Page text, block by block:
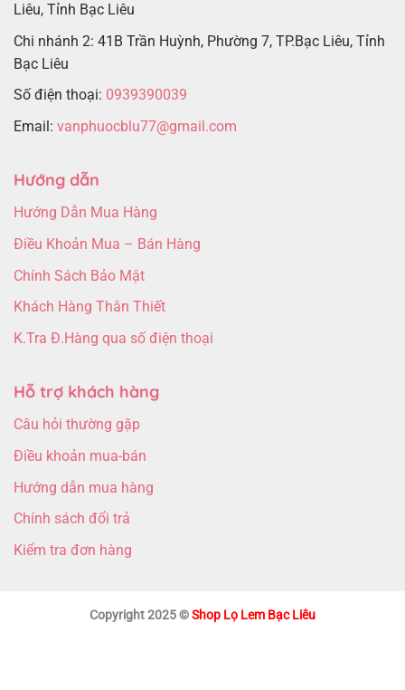
Liêu, Tỉnh Bạc Liêu
Chi nhánh 2: 41B Trần Huỳnh, Phường 7, TP.Bạc Liêu, Tỉnh
Bạc Liêu
Số điện thoại: 0939390039
Email: vanphuocblu77@gmail.com
Hướng dẫn
Hướng Dẫn Mua Hàng
Điều Khoản Mua – Bán Hàng
Chính Sách Bảo Mật
Khách Hàng Thân Thiết
K.Tra Đ.Hàng qua số điện thoại
Hỗ trợ khách hàng
Câu hỏi thường gặp
Điều khoản mua-bán
Hướng dẫn mua hàng
Chính sách đổi trả
Kiểm tra đơn hàng
Copyright 2025 ©Shop Lọ Lem Bạc Liêu